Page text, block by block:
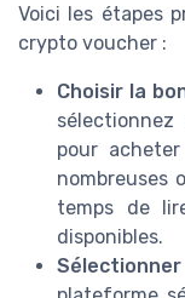
Voici les étapes
crypto voucher :
Choisir la
pour
nombreuses
temps de
disponibles.